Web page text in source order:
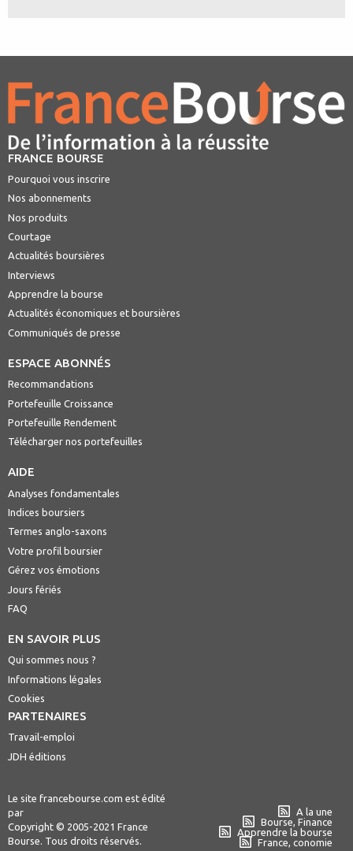
FRANCE BOURSE
Pourquoi vous inscrire
Nos abonnements
Nos produits
Courtage
Actualités boursières
Interviews
Apprendre la bourse
Actualités économiques et boursières
Communiqués de presse
ESPACE ABONNÉS
Recommandations
Portefeuille Croissance
Portefeuille Rendement
Télécharger nos portefeuilles
AIDE
Analyses fondamentales
Indices boursiers
Termes anglo-saxons
Votre profil boursier
Gérez vos émotions
Jours fériés
FAQ
EN SAVOIR PLUS
Qui sommes nous ?
Informations légales
Cookies
PARTENAIRES
Travail-emploi
JDH éditions
Le site francebourse.com est édité
par
Copyright © 2005-2021 France
Bourse. Tous droits réservés.
A la une
Bourse, Finance
Apprendre la bourse
France, conomie